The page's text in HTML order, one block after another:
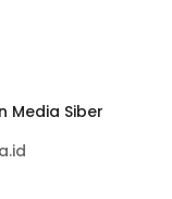
Media Siber